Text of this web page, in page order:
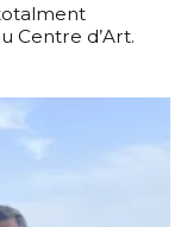
Centre d’Art.